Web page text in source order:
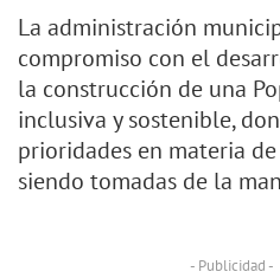
La administración
compromiso con el
la construcción de una
inclusiva y sostenible,
prioridades en materia
siendo tomadas de la
- Publicidad -